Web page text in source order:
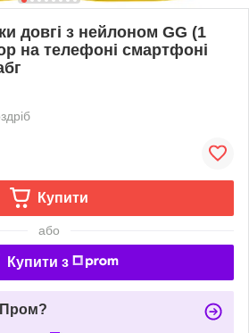
довгі з нейлоном GG (1
на телефоні смартфоні
Купити
або
Купити з
Пром?